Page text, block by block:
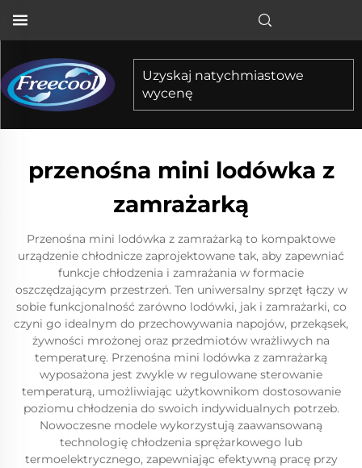
Uzyskaj natychmiastowe
wycenę
przenośna mini lodówka z
zamrażarką
Przenośna mini lodówka z zamrażarką to kompaktowe
urządzenie chłodnicze zaprojektowane tak, aby zapewniać
funkcje chłodzenia i zamrażania w formacie
oszczędzającym przestrzeń. Ten uniwersalny sprzęt łączy w
sobie funkcjonalność zarówno lodówki, jak i zamrażarki, co
czyni go idealnym do przechowywania napojów, przekąsek,
żywności mrożonej oraz przedmiotów wrażliwych na
temperaturę. Przenośna mini lodówka z zamrażarką
wyposażona jest zwykle w regulowane sterowanie
temperaturą, umożliwiając użytkownikom dostosowanie
poziomu chłodzenia do swoich indywidualnych potrzeb.
Nowoczesne modele wykorzystują zaawansowaną
technologię chłodzenia sprężarkowego lub
termoelektrycznego, zapewniając efektywną pracę przy